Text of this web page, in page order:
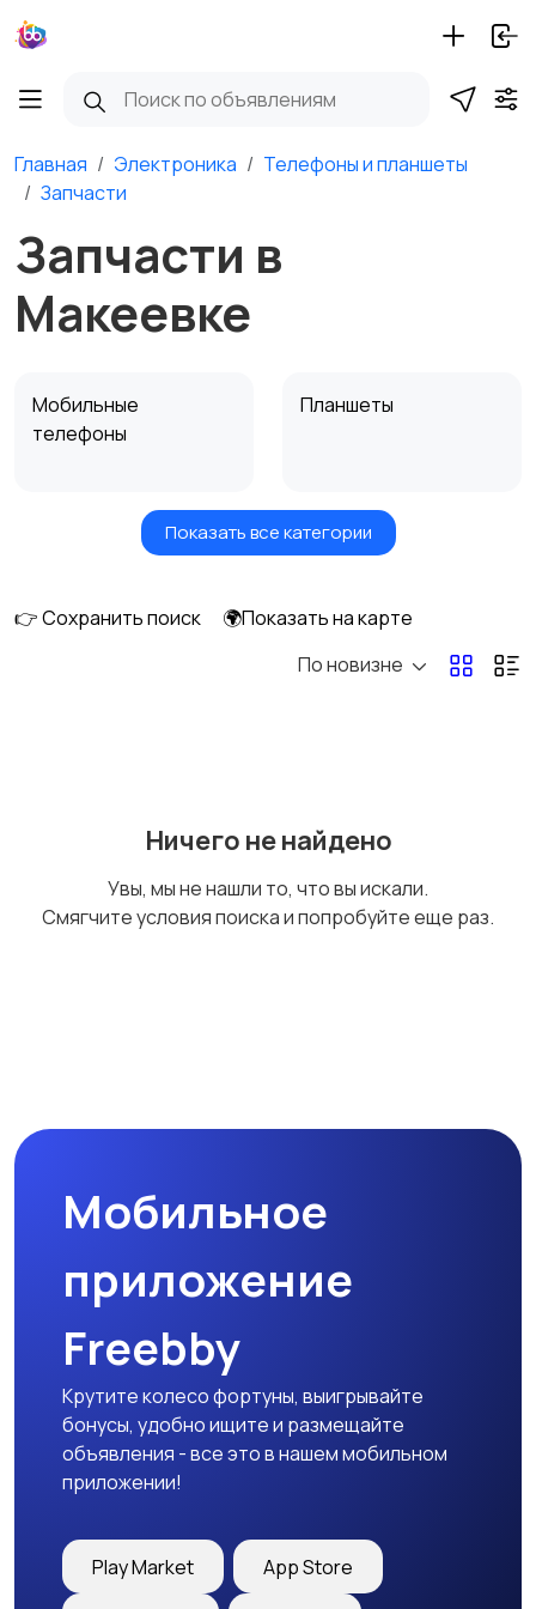
Главная Электроника
Телефоны и планшеты
Запчасти
Запчасти в
Макеевке
Мобильные
телефоны
Планшеты
Умные часы и
Стационарные
Запчасти
аккумуляторы
Показать все категории
👉 Сохранить поиск
🌍Показать на карте
По новизне
Ничего не найдено
Увы, мы не нашли то, что вы искали.
Смягчите условия поиска и попробуйте еще раз.
Мобильное
приложение
Freebby
Крутите колесо фортуны, выигрывайте
бонусы, удобно ищите и размещайте
объявления - все это в нашем мобильном
приложении!
Play Market App Store